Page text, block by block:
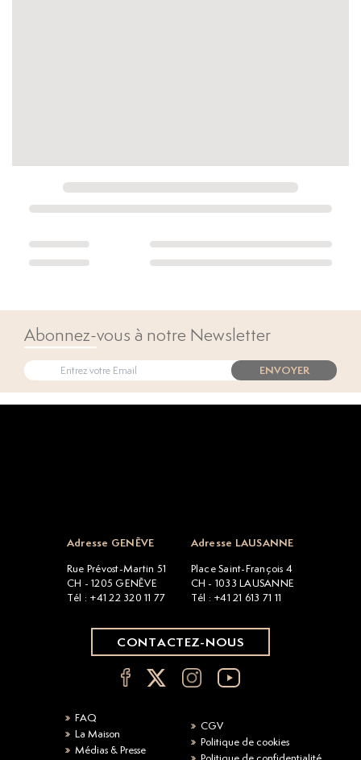
Abonnez-vous à notre Newsletter
ENVOYER
Adresse GENÈVE
Rue Prévost-Martin 51
CH - 1205 GENÈVE
Tél : +41 22 320 11 77
Adresse LAUSANNE
Place Saint-François 4
CH - 1033 LAUSANNE
Tél : +41 21 613 71 11
CONTACTEZ-NOUS
FAQ
La Maison
Médias & Presse
CGV
Politique de cookies